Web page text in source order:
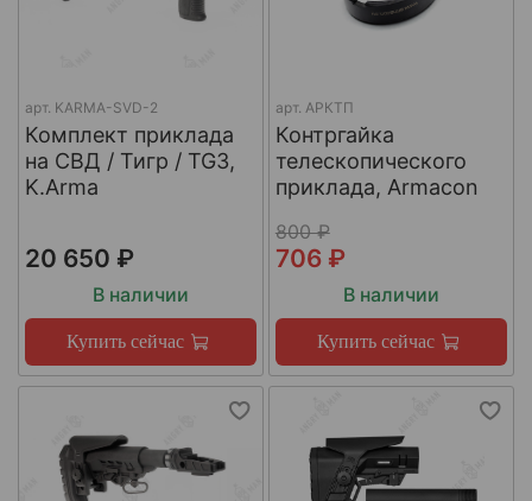
арт. KARMA-SVD-2
Комплект приклада
на СВД / Тигр / TG3,
K.Arma
20 650 ₽
В наличии
Купить сейчас
арт. АРКТП
Контргайка
телескопического
приклада, Armacon
800 ₽
706 ₽
В наличии
Купить сейчас